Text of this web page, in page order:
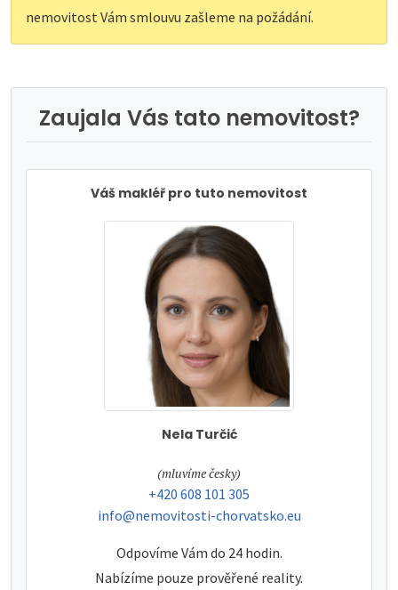
nemovitost Vám smlouvu zašleme na požádání.
Zaujala Vás tato nemovitost?
Váš makléř pro tuto nemovitost
Nela Turčić
tel:
(mluvíme česky)
tel:
+420 608 101 305
e-mail:
info@nemovitosti-chorvatsko.eu
Odpovíme Vám do 24 hodin.
Nabízíme pouze prověřené reality.